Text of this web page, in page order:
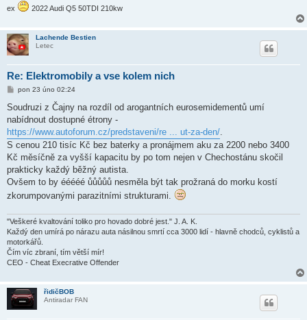
ex
2022 Audi Q5 50TDI 210kw
Lachende Bestien
Letec
Re: Elektromobily a vse kolem nich
P
í
p
ě
v
e
k
pon 23 úno 02:24
Soudruzi z Čajny na rozdíl od arogantních eurosemidementů umí
nabídnout dostupné étrony -
https://www.autoforum.cz/predstaveni/re ... ut-za-den/
S cenou 210 tisíc Kč bez baterky a pronájmem aku za 2200 nebo 3400
Kč měsíčně za vyšší kapacitu by po tom nejen v Chechostánu skočil
prakticky každý běžný autista.
Ovšem to by ééééé ůůůůů nesměla být tak prožraná do morku kostí
zkorumpovanými parazitními strukturami.
"Veškeré kvaltování toliko pro hovado dobré jest." J. A. K.
Každý den umírá po nárazu auta násilnou smrtí cca 3000 lidí - hlavně chodců, cyklistů a
motorkářů.
Čím víc zbraní, tím větší mír!
CEO - Cheat Execrative Offender
řidičBOB
Antiradar FAN